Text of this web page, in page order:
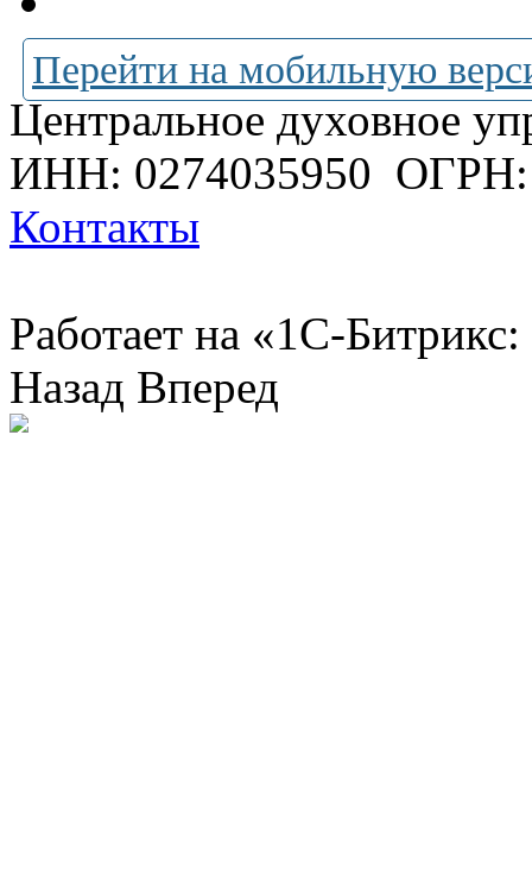
Перейти на мобильную
Центральное духовное
ИНН: 0274035950 ОГРН:
Контакты
Работает на «1С-
Назад Вперед